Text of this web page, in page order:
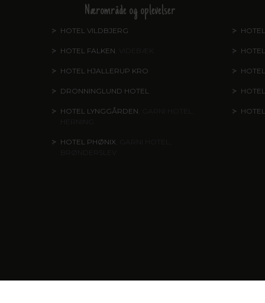
Nærområde og oplevelser
HOTEL VILDBJERG
HOTEL FALKEN
HOTEL HJALLERUP KRO
DRONNINGLUND HOTEL
HOTEL LYNGGÅRDEN
HOTEL PHØNIX